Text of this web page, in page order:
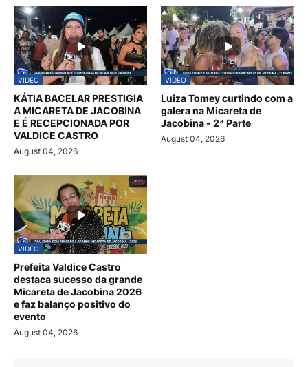
VIDEO
KÁTIA BACELAR PRESTIGIA
A MICARETA DE JACOBINA
E É RECEPCIONADA POR
VALDICE CASTRO
August 04, 2026
VIDEO
Luiza Tomey curtindo com a
galera na Micareta de
Jacobina - 2ª Parte
August 04, 2026
VIDEO
Prefeita Valdice Castro
destaca sucesso da grande
Micareta de Jacobina 2026
e faz balanço positivo do
evento
August 04, 2026